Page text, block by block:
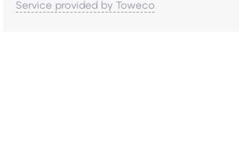
Service provided by Toweco